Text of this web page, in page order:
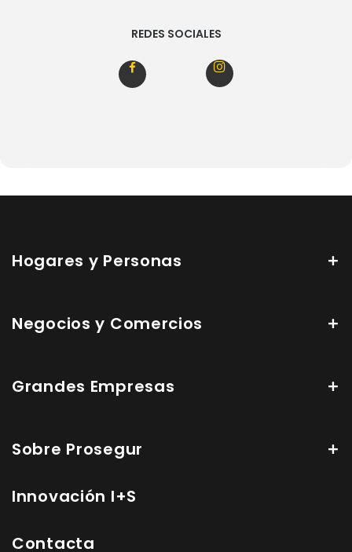
REDES SOCIALES
Hogares y Personas
Negocios y Comercios
Grandes Empresas
Sobre Prosegur
Innovación I+S
Contacta